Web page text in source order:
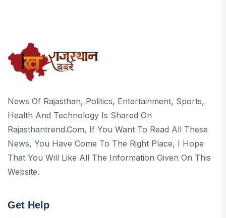
News Of Rajasthan, Politics, Entertainment, Sports,
Health And Technology Is Shared On
Rajasthantrend.com, If You Want To Read All These
News, You Have Come To The Right Place, I Hope
That You Will Like All The Information Given On This
Website.
Get Help